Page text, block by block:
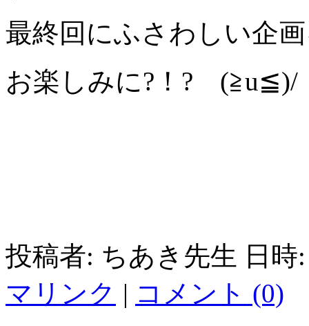
最終回にふさわしい企
お楽しみに?！? (≧u≦)/
投稿者: ちあき先生 日時
マリンク | コメント (0)